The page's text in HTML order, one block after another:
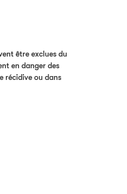
être exclues du
en danger des
récidive ou dans